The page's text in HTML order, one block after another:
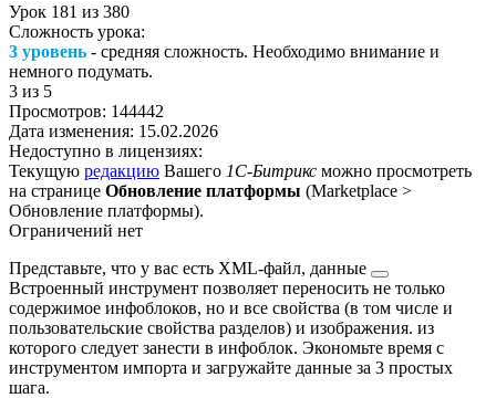
Урок 181 из 380
Сложность урока:
3 уровень - средняя сложность. Необходимо внимание и
немного подумать.
3 из 5
Просмотров: 144442
Дата изменения: 15.02.2026
Недоступно в лицензиях:
Текущую редакцию Вашего 1С-Битрикс можно просмотреть
на странице Обновление платформы (Marketplace >
Обновление платформы).
Ограничений нет
Представьте, что у вас есть XML-файл, данные
Встроенный инструмент позволяет переносить не только
содержимое инфоблоков, но и все свойства (в том числе и
пользовательские свойства разделов) и изображения. из
которого следует занести в инфоблок. Экономьте время с
инструментом импорта и загружайте данные за 3 простых
шага.